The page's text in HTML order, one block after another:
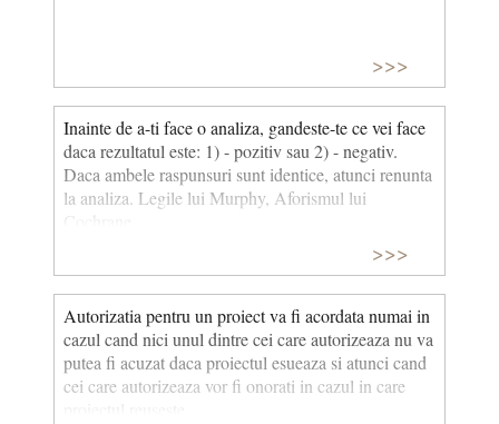
>>>
Inainte de a-ti face o analiza, gandeste-te ce vei face
daca rezultatul este: 1) - pozitiv sau 2) - negativ.
Daca ambele raspunsuri sunt identice, atunci renunta
la analiza. Legile lui Murphy, Aforismul lui
Cochrane
>>>
Autorizatia pentru un proiect va fi acordata numai in
cazul cand nici unul dintre cei care autorizeaza nu va
putea fi acuzat daca proiectul esueaza si atunci cand
cei care autorizeaza vor fi onorati in cazul in care